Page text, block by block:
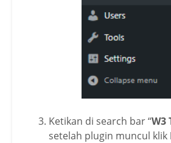
Ketikan di search bar “W3
setelah plugin muncul klik